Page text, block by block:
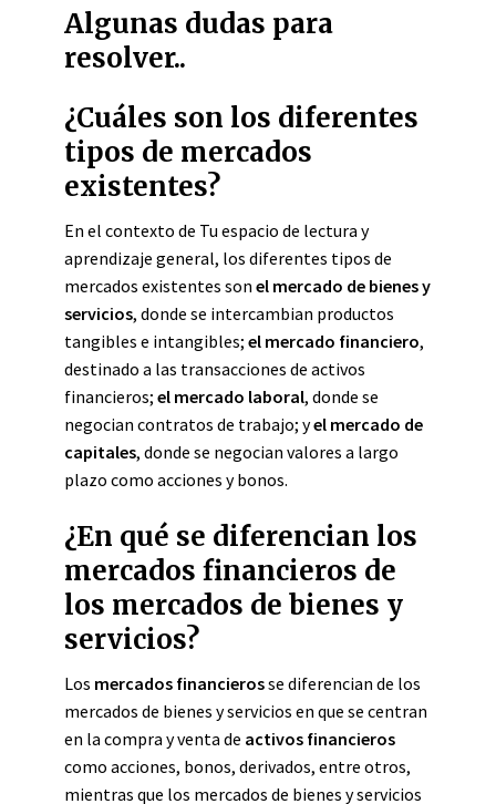
Algunas dudas para
resolver..
¿Cuáles son los diferentes
tipos de mercados
existentes?
En el contexto de Tu espacio de lectura y
aprendizaje general, los diferentes tipos de
mercados existentes son el mercado de bienes y
servicios, donde se intercambian productos
tangibles e intangibles; el mercado financiero,
destinado a las transacciones de activos
financieros; el mercado laboral, donde se
negocian contratos de trabajo; yel mercado de
capitales, donde se negocian valores a largo
plazo como acciones y bonos.
¿En qué se diferencian los
mercados financieros de
los mercados de bienes y
servicios?
Los mercados financierosse diferencian de los
mercados de bienes y servicios en que se centran
en la compra y venta de activos financieros
como acciones, bonos, derivados, entre otros,
mientras que los mercados de bienes y servicios